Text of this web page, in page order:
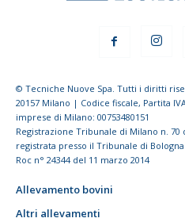
© Tecniche Nuove Spa. Tutti i diritti
20157 Milano | Codice fiscale, Partita
imprese di Milano: 00753480151
Registrazione Tribunale di Milano n.
registrata presso il Tribunale di Bologna
Roc n° 24344 del 11 marzo 2014
Allevamento bovini
Altri allevamenti